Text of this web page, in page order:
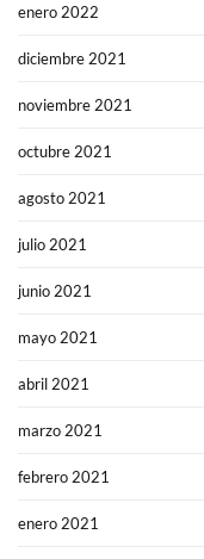
enero 2022
diciembre 2021
noviembre 2021
octubre 2021
agosto 2021
julio 2021
junio 2021
mayo 2021
abril 2021
marzo 2021
febrero 2021
enero 2021